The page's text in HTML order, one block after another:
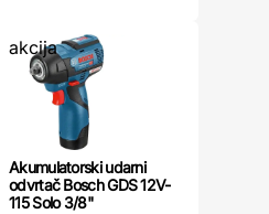
akcija
Akumulatorski udarni
odvrtač Bosch GDS 12V-
115 Solo 3/8"